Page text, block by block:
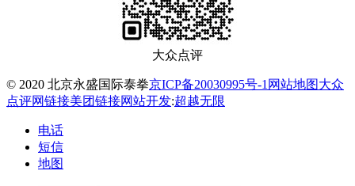
大众点评
© 2020 北京永盛国际泰拳京ICP备20030995号-1 网站地图大众
点评网链接美团链接网站开发:超越无限
电话
短信
地图